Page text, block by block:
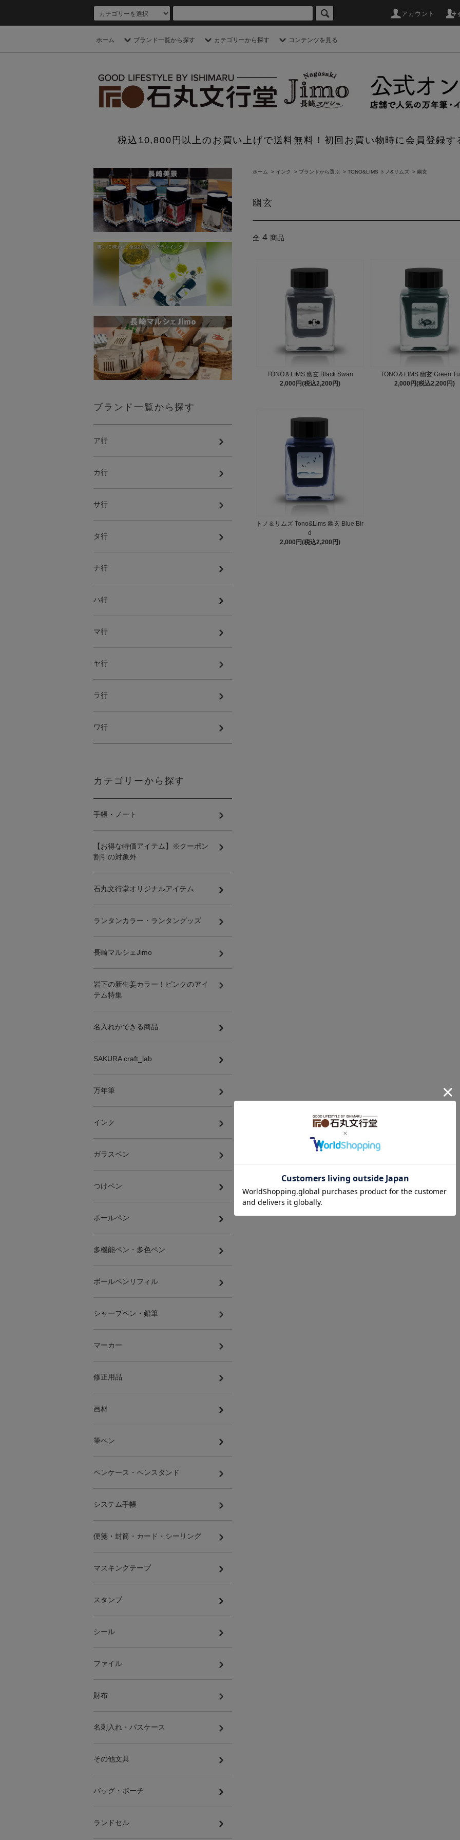
アカウント
ホーム ブランド一覧から探す カテゴリーから探す コンテンツを見る
税込10,800円以上のお買い上げで送料無料！初回お買い物時に会員登録す
ホーム > インク > ブランドから選ぶ > TONO&LIMS トノ&リムズ > 幽玄
幽玄
全 4 商品
TONO＆LIMS 幽玄 Black Swan
2,000円(税込2,200円)
TONO＆LIMS 幽玄 Green
2,000円(税込2,200円)
トノ＆リムズ Tono&Lims 幽玄 Blue Bir
d
2,000円(税込2,200円)
ブランド一覧から探す
ア行
カ行
サ行
タ行
ナ行
ハ行
マ行
ヤ行
ラ行
ワ行
カテゴリーから探す
手帳・ノート
【お得な特価アイテム】※クーポン
割引の対象外
石丸文行堂オリジナルアイテム
ランタンカラー・ランタングッズ
長崎マルシェJimo
岩下の新生姜カラー！ピンクのアイ
テム特集
名入れができる商品
SAKURA craft_lab
万年筆
インク
ガラスペン
つけペン
ボールペン
多機能ペン・多色ペン
ボールペンリフィル
シャープペン・鉛筆
マーカー
修正用品
画材
筆ペン
ペンケース・ペンスタンド
システム手帳
便箋・封筒・カード・シーリング
マスキングテープ
スタンプ
シール
ファイル
財布
名刺入れ・パスケース
その他文具
バッグ・ポーチ
ランドセル